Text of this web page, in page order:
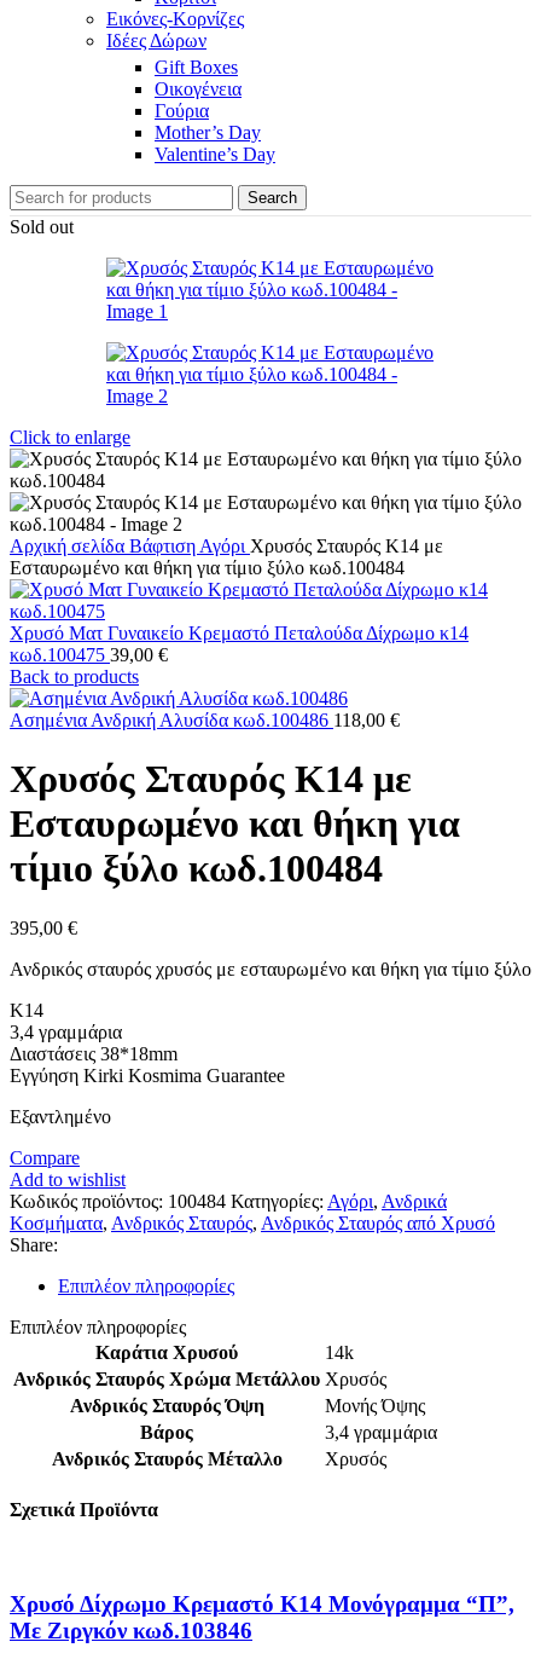
Εικόνες-Κορνίζες
Ιδέες Δώρων
Gift Boxes
Οικογένεια
Γούρια
Mother’s Day
Valentine’s Day
Search
Sold out
Click to enlarge
Αρχική σελίδα Βάφτιση Αγόρι Χρυσός Σταυρός Κ14 με
Εσταυρωμένο και θήκη για τίμιο ξύλο κωδ.100484
Χρυσό Ματ Γυναικείο Κρεμαστό Πεταλούδα Δίχρωμο κ14
κωδ.100475 39,00 €
Back to products
Ασημένια Ανδρική Αλυσίδα κωδ.100486 118,00 €
Χρυσός Σταυρός Κ14 με
Εσταυρωμένο και θήκη για
τίμιο ξύλο κωδ.100484
395,00 €
Ανδρικός σταυρός χρυσός με εσταυρωμένο και θήκη για τίμιο ξύλο
Κ14
3,4 γραμμάρια
Διαστάσεις 38*18mm
Εγγύηση Kirki Kosmima Guarantee
Εξαντλημένο
Compare
Add to wishlist
Κωδικός προϊόντος: 100484 Κατηγορίες: Αγόρι, Ανδρικά
Κοσμήματα, Ανδρικός Σταυρός, Ανδρικός Σταυρός από Χρυσό
Share:
Επιπλέον πληροφορίες
Επιπλέον πληροφορίες
Καράτια Χρυσού
14k
Ανδρικός Σταυρός Χρώμα Μετάλλου Χρυσός
Ανδρικός Σταυρός Όψη
Μονής Όψης
Βάρος
3,4 γραμμάρια
Ανδρικός Σταυρός Μέταλλο
Χρυσός
Σχετικά Προϊόντα
Χρυσό Δίχρωμο Κρεμαστό K14 Μονόγραμμα “Π”,
Με Ζιργκόν κωδ.103846